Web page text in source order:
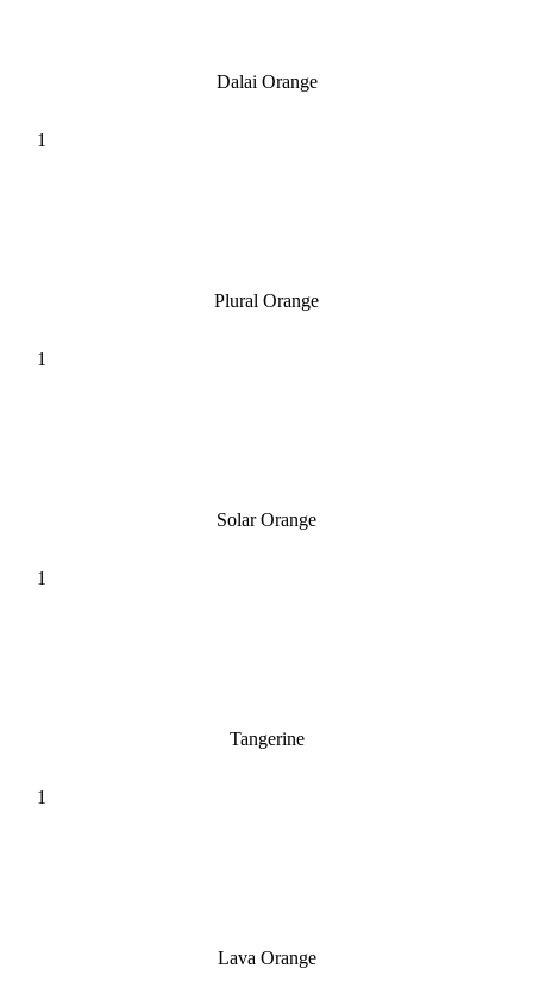
Dalai Orange
Plural Orange
Solar Orange
Tangerine
Lava Orange